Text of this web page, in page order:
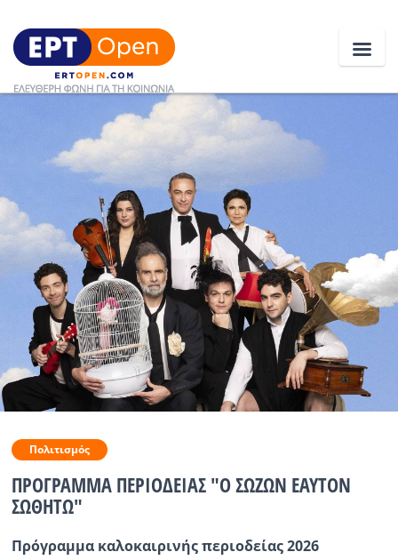
Ελλάδα
Κοινωνία
Πολιτική
Οικονομία
Αθλητικά
Κόσμος
Ραδιόφωνο
Εκπομπές
Πολιτισμός
ΠΡΟΓΡΑΜΜΑ ΠΕΡΙΟΔΕΙΑΣ "Ο ΣΩΖΩΝ ΕΑΥΤΟΝ
ΣΩΘΗΤΩ"
Πρόγραμμα καλοκαιρινήςπεριοδείας2026